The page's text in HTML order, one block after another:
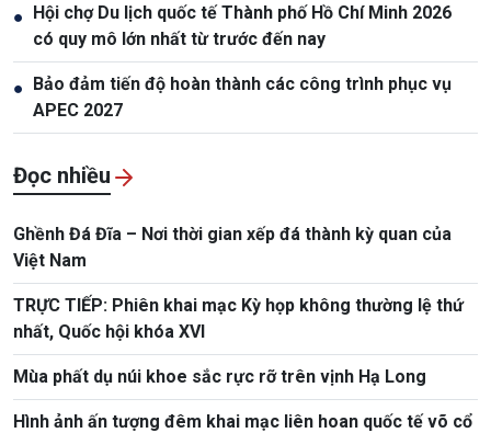
● Hội chợ Du lịch quốc tế Thành phố Hồ Chí Minh 2026
có quy mô lớn nhất từ trước đến nay
● Bảo đảm tiến độ hoàn thành các công trình phục vụ
APEC 2027
Đọc nhiều
Ghềnh Đá Đĩa – Nơi thời gian xếp đá thành kỳ quan của
Việt Nam
TRỰC TIẾP: Phiên khai mạc Kỳ họp không thường lệ thứ
nhất, Quốc hội khóa XVI
Mùa phất dụ núi khoe sắc rực rỡ trên vịnh Hạ Long
Hình ảnh ấn tượng đêm khai mạc liên hoan quốc tế võ cổ